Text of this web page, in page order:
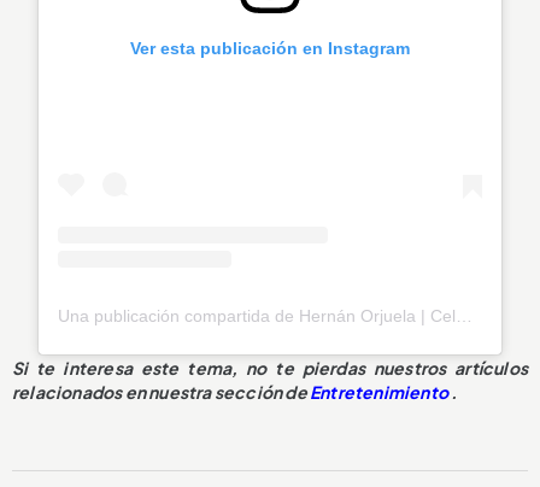
Ver esta publicación en Instagram
Una publicación compartida de Hernán Orjuela | Celebridad | Speaker Coach (@hernanorjuelab)
Si te interesa este tema, no te pierdas nuestros artículos
relacionados en nuestra sección deEntretenimiento.